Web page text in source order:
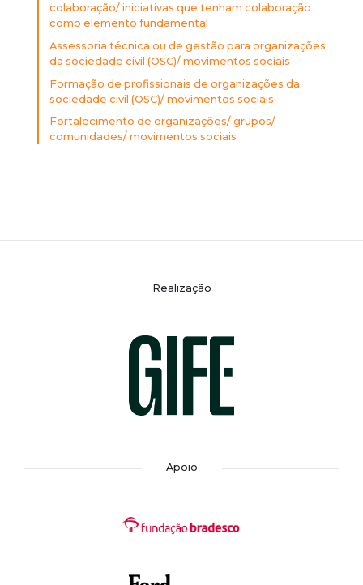
colaboração/ iniciativas que tenham colaboração
como elemento fundamental
Assessoria técnica ou de gestão para organizações
da sociedade civil (OSC)/ movimentos sociais
Formação de profissionais de organizações da
sociedade civil (OSC)/ movimentos sociais
Fortalecimento de organizações/ grupos/
comunidades/ movimentos sociais
Realização
Apoio